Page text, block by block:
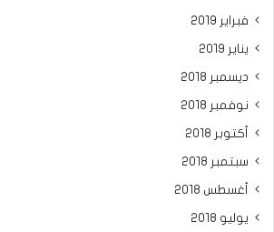
فبراير 2019
يناير 2019
ديسمبر 2018
نوفمبر 2018
أكتوبر 2018
سبتمبر 2018
أغسطس 2018
يوليو 2018